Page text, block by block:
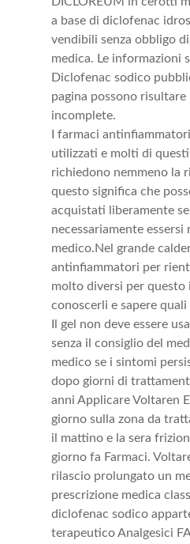
a base di diclofenac
vendibili senza obbligo
medica. Le informazioni
Diclofenac sodico
pagina possono
incomplete.
I farmaci
utilizzati e molti di
richiedono nemmeno la
questo significa che
acquistati liberamente
necessariamente
medico.Nel grande
antinfiammatori per
molto diversi per questo
conoscerli e sapere
Il gel non deve essere
senza il consiglio del
medico se i sintomi
dopo giorni di
anni Applicare Voltaren
giorno sulla zona da
il mattino e la sera
giorno fa Farmaci.
rilascio prolungato un
prescrizione medica
diclofenac sodico
terapeutico Analgesici